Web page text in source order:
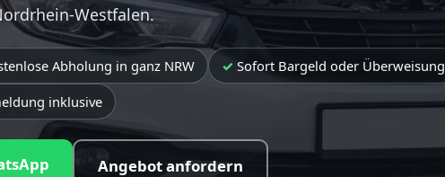
Westfalen.
Abholung in ganz NRW
Sofort Bargeld oder Überweisung
inklusive
Angebot anfordern